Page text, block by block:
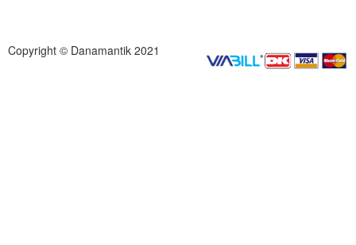
Copyright © Danamantik 2021